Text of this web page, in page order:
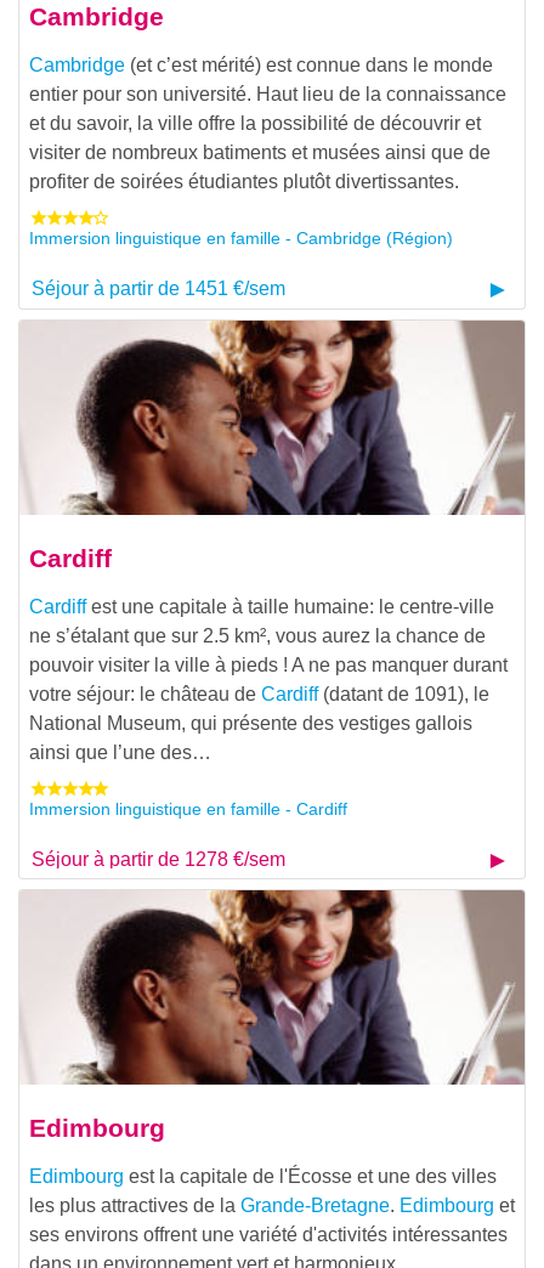
Cambridge
Cambridge (et c’est mérité) est connue dans le monde
entier pour son université. Haut lieu de la connaissance
et du savoir, la ville offre la possibilité de découvrir et
visiter de nombreux batiments et musées ainsi que de
profiter de soirées étudiantes plutôt divertissantes.
Immersion linguistique en famille - Cambridge (Région)
Séjour à partir de 1451 €/sem
Cardiff
Cardiffest une capitale à taille humaine: le centre-ville
ne s’étalant que sur 2.5 km², vous aurez la chance de
pouvoir visiter la ville à pieds ! A ne pas manquer durant
votre séjour: le château de Cardiff(datant de 1091), le
National Museum, qui présente des vestiges gallois
ainsi que l’une des…
Immersion linguistique en famille - Cardiff
Séjour à partir de 1278 €/sem
Edimbourg
Edimbourg est la capitale de l'Écosse et une des villes
les plus attractives de la Grande-Bretagne. Edimbourg et
ses environs offrent une variété d'activités intéressantes